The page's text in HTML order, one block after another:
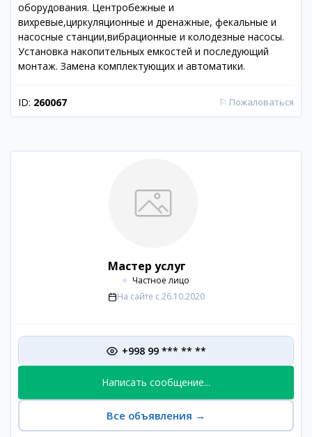
оборудования. Центробежные и
вихревые,циркуляционные и дренажные, фекальные и
насосные станции,вибрационные и колодезные насосы.
Установка накопительных емкостей и последующий
монтаж. Замена комплектующих и автоматики.
ID: 260067 ⚐ Пожаловаться
Мастер услуг
Частное лицо
На сайте с 26.10.2020
+998 99 *** ** **
Написать сообщение...
Все объявления →